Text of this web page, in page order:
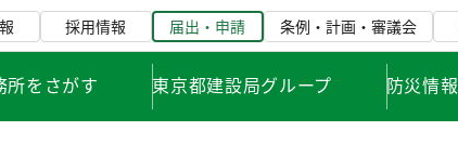
採用情報 届出・申請 条例・計画・審議会
所をさがす 東京都建設局グループ 防災情報